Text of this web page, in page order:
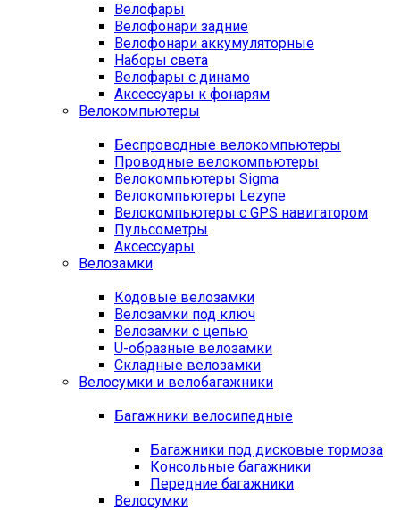
Велофары
Велофонари задние
Велофонари аккумуляторные
Наборы света
Велофары с динамо
Аксессуары к фонарям
Велокомпьютеры
Беспроводные велокомпьютеры
Проводные велокомпьютеры
Велокомпьютеры Sigma
Велокомпьютеры Lezyne
Велокомпьютеры с GPS навигатором
Пульсометры
Аксессуары
Велозамки
Кодовые велозамки
Велозамки под ключ
Велозамки с цепью
U-образные велозамки
Складные велозамки
Велосумки и велобагажники
Багажники велосипедные
Багажники под дисковые тормоза
Консольные багажники
Передние багажники
Велосумки